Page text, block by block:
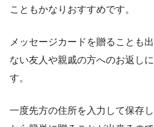
こともかなりおすすめです。
メッセージカードを贈ることも
ない友人や親戚の方へのお返し
す。
一度先方の住所を入力して保存